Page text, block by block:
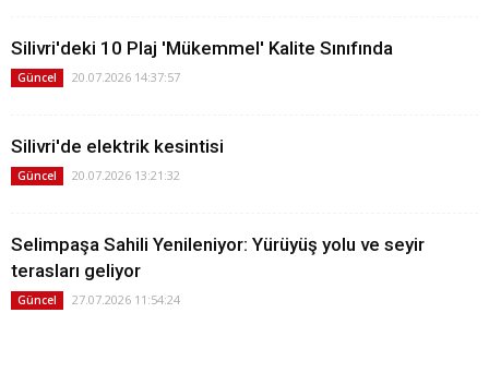
Silivri'deki 10 Plaj 'Mükemmel' Kalite Sınıfında
Güncel 20.07.2026 14:37:57
Silivri'de elektrik kesintisi
Güncel 20.07.2026 13:21:32
Selimpaşa Sahili Yenileniyor: Yürüyüş yolu ve seyir
terasları geliyor
Güncel 27.07.2026 11:54:24